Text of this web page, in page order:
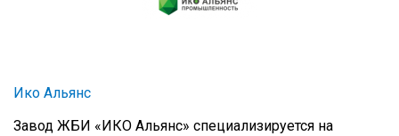
Ико Альянс
Завод ЖБИ «ИКО Альянс» специализируется на